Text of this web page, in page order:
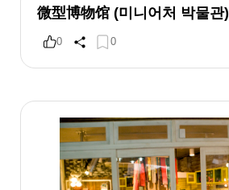
微型博物馆 (미니어처 박물관)
0 0